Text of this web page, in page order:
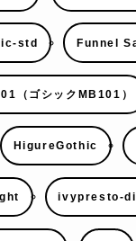
std Funnel
（ゴシックMB101）
HigureGothic
ivypresto-